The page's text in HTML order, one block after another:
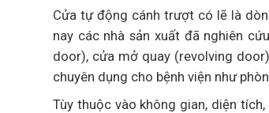
Cửa tự động cánh trượt có lẽ là
nay các nhà sản xuất đã nghiên
door), cửa mở quay (revolving
chuyên dụng cho bệnh viện như
Tùy thuộc vào không gian, diện